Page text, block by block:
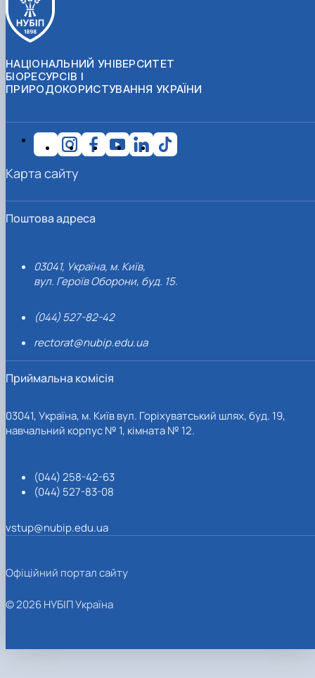
НАЦІОНАЛЬНИЙ УНІВЕРСИТЕТ
БІОРЕСУРСІВ І
ПРИРОДОКОРИСТУВАННЯ УКРАЇНИ
Поштова адреса
03041, Україна, м. Київ,
вул. Героїв Оборони, буд. 15.
(044) 527-82-42
rectorat@nubip.edu.ua
Приймальна комісія
03041, Україна, м. Київ вул. Горіхуватський шлях, буд. 19,
навчальний корпус № 1, кімната № 12.
(044) 258-42-63
(044) 527-83-08
vstup@nubip.edu.ua
Карта сайту
Офіційний портал сайту
© 2026 НУБІП Україна